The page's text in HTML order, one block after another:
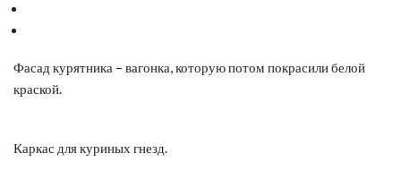
Фасад курятника – вагонка, которую потом покрасили белой
краской.
Каркас для куриных гнезд.